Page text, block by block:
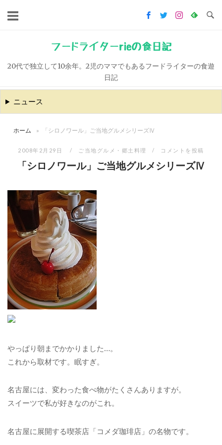
キ
ッ
フードライターrieの食日記
20代で独立して10余年。2児のママでもあるフードライターの食遊
日記
ニュース
ホーム » 「シロノワール」ご当地グルメシリーズⅣ
2008年2月29日 ご当地グルメ・郷土料理 コメントを投稿
「シロノワール」ご当地グルメシリーズⅣ
やっぱり朝までかかりました…。
これから取材です。眠すぎ。
名古屋には、変わった食べ物がたくさんありますが。
スイーツで私が好きなのがこれ。
名古屋に展開する喫茶店「コメダ珈琲店」の名物です。